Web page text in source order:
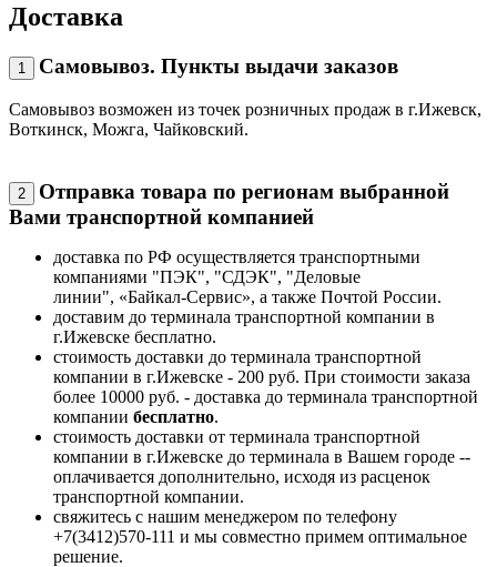
Доставка
1 Самовывоз. Пункты выдачи заказов
Самовывоз возможен из точек розничных продаж в г.Ижевск,
Воткинск, Можга, Чайковский.
2
Отправка товара по регионам выбранной
Вами транспортной компанией
доставка по РФ осуществляется транспортными
компаниями "ПЭК", "СДЭК", "Деловые
линии", «Байкал-Сервис», а также Почтой России.
доставим до терминала транспортной компании в
г.Ижевске бесплатно.
стоимость доставки до терминала транспортной
компании в г.Ижевске - 200 руб. При стоимости заказа
более 10000 руб. - доставка до терминала транспортной
компании бесплатно.
стоимость доставки от терминала транспортной
компании в г.Ижевске до терминала в Вашем городе --
оплачивается дополнительно, исходя из расценок
транспортной компании.
свяжитесь с нашим менеджером по телефону
+7(3412)570-111 и мы совместно примем оптимальное
решение.